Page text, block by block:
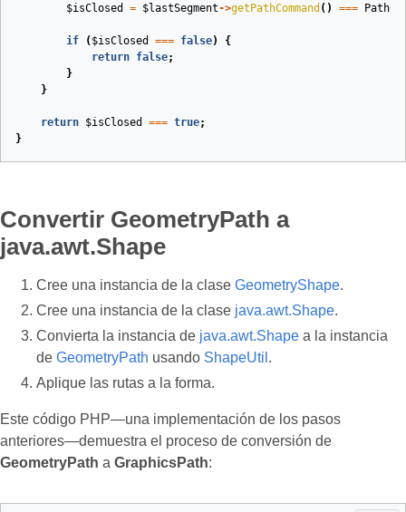
$isClosed
= $lastSegment->getPathCommand () ===
if ( $isClosed === false)
{
return false;
}
}
return $isClosed === true;
}
Convertir GeometryPath a
java.awt.Shape
Cree una instancia de la clase GeometryShape.
Cree una instancia de la clase java.awt.Shape.
Convierta la instancia de java.awt.Shape a la instancia
de GeometryPath usando ShapeUtil .
Aplique las rutas a la forma.
Este código PHP—una implementación de los pasos
anteriores—demuestra el proceso de conversión de
GeometryPath a GraphicsPath: